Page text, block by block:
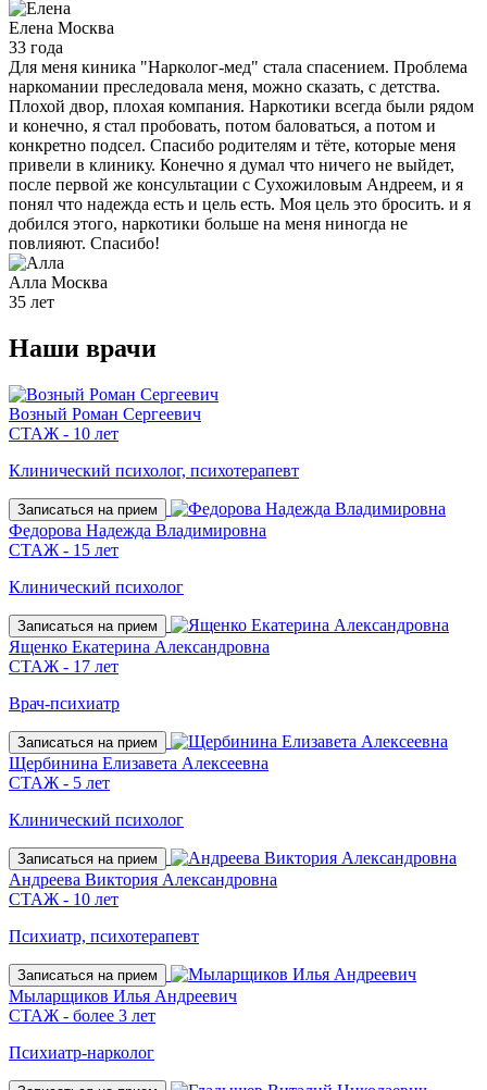
Елена Москва
33 года
Для меня киника "Нарколог-мед" стала спасением. Проблема
наркомании преследовала меня, можно сказать, с детства.
Плохой двор, плохая компания. Наркотики всегда были рядом
и конечно, я стал пробовать, потом баловаться, а потом и
конкретно подсел. Спасибо родителям и тёте, которые меня
привели в клинику. Конечно я думал что ничего не выйдет,
после первой же консультации с Сухожиловым Андреем, и я
понял что надежда есть и цель есть. Моя цель это бросить. и я
добился этого, наркотики больше на меня ниногда не
повлияют. Спасибо!
Алла Москва
35 лет
Наши врачи
Возный Роман Сергеевич
СТАЖ - 10 лет
Клинический психолог, психотерапевт
Записаться на прием
Федорова Надежда Владимировна
СТАЖ - 15 лет
Клинический психолог
Записаться на прием
Ященко Екатерина Александровна
СТАЖ - 17 лет
Врач-психиатр
Записаться на прием
Щербинина Елизавета Алексеевна
СТАЖ - 5 лет
Клинический психолог
Записаться на прием
Андреева Виктория Александровна
СТАЖ - 10 лет
Психиатр, психотерапевт
Записаться на прием
Мыларщиков Илья Андреевич
СТАЖ - более 3 лет
Психиатр-нарколог